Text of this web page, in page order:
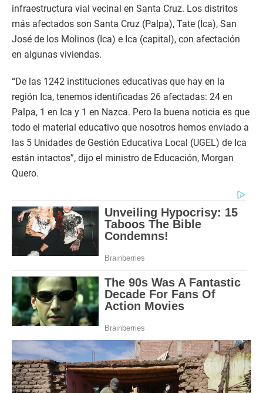
infraestructura vial vecinal en Santa Cruz. Los distritos
más afectados son Santa Cruz (Palpa), Tate (Ica), San
José de los Molinos (Ica) e Ica (capital), con afectación
en algunas viviendas.
“De las 1242 instituciones educativas que hay en la
región Ica, tenemos identificadas 26 afectadas: 24 en
Palpa, 1 en Ica y 1 en Nazca. Pero la buena noticia es que
todo el material educativo que nosotros hemos enviado a
las 5 Unidades de Gestión Educativa Local (UGEL) de Ica
están intactos”, dijo el ministro de Educación, Morgan
Quero.